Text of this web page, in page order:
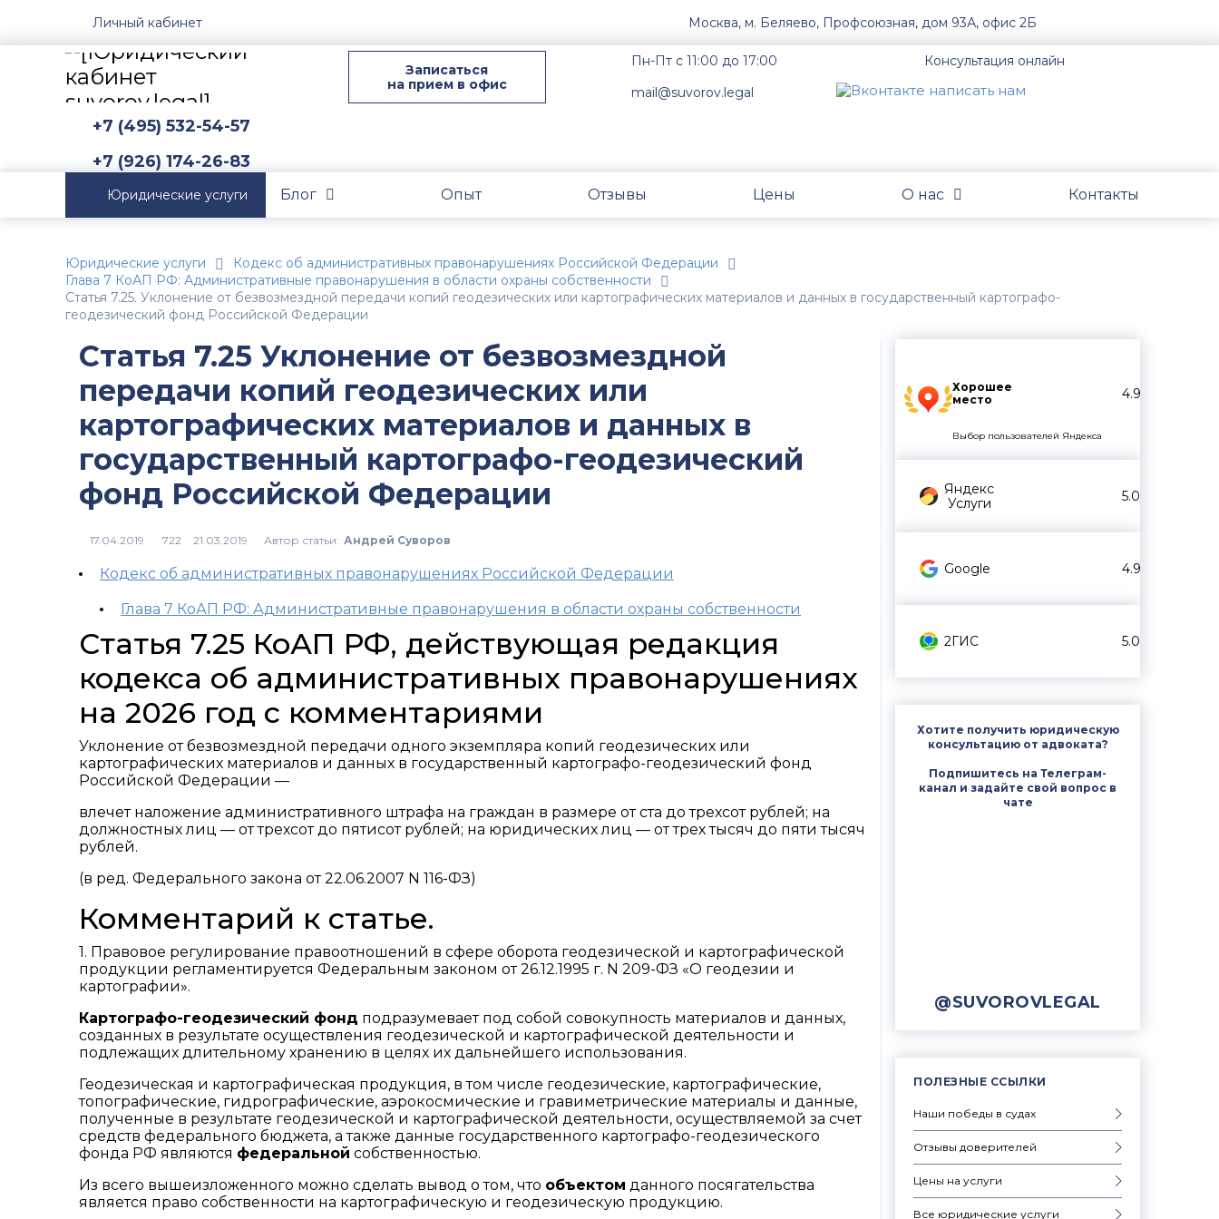
Личный кабинет Москва, м. Беляево, Профсоюзная, дом 93А, офис 2Б
Записаться
на прием в офис
Пн-Пт с 11:00 до 17:00
mail@suvorov.legal
Консультация онлайн
+7 (495) 532-54-57
+7 (926) 174-26-83
Юридические услуги Блог Опыт Отзывы Цены О нас Контакты
Юридические услуги
Кодекс об административных правонарушениях Российской Федерации
Глава 7 КоАП РФ: Административные правонарушения в области охраны собственности
Статья 7.25. Уклонение от безвозмездной передачи копий геодезических или картографических материалов и данных в государственный картографо-
геодезический фонд Российской Федерации
Хорошее
место
4.9
Выбор пользователей Яндекса
Яндекс
Услуги
5.0
Google 4.9
2ГИС 5.0
Хотите получить юридическую
консультацию от адвоката?
Подпишитесь на Телеграм-
канал и задайте свой вопрос в
чате
@SUVOROVLEGAL
ПОЛЕЗНЫЕ ССЫЛКИ
Наши победы в судах
Отзывы доверителей
Цены на услуги
Все юридические услуги
Статья 7.25 Уклонение от безвозмездной
передачи копий геодезических или
картографических материалов и данных в
государственный картографо-геодезический
фонд Российской Федерации
722 Автор статьи: Андрей Суворов
Кодекс об административных правонарушениях Российской Федерации
Глава 7 КоАП РФ: Административные правонарушения в области охраны собственности
Статья 7.25 КоАП РФ, действующая редакция
кодекса об административных правонарушениях
на 2026 год с комментариями
Уклонение от безвозмездной передачи одного экземпляра копий геодезических или
картографических материалов и данных в государственный картографо-геодезический фонд
Российской Федерации —
влечет наложение административного штрафа на граждан в размере от ста до трехсот рублей; на
должностных лиц — от трехсот до пятисот рублей; на юридических лиц — от трех тысяч до пяти тысяч
рублей.
(в ред. Федерального закона от 22.06.2007 N 116-ФЗ)
Комментарий к статье.
1. Правовое регулирование правоотношений в сфере оборота геодезической и картографической
продукции регламентируется Федеральным законом от 26.12.1995 г. N 209-ФЗ «О геодезии и
картографии».
Картографо-геодезический фонд подразумевает под собой совокупность материалов и данных,
созданных в результате осуществления геодезической и картографической деятельности и
подлежащих длительному хранению в целях их дальнейшего использования.
Геодезическая и картографическая продукция, в том числе геодезические, картографические,
топографические, гидрографические, аэрокосмические и гравиметрические материалы и данные,
полученные в результате геодезической и картографической деятельности, осуществляемой за счет
средств федерального бюджета, а также данные государственного картографо-геодезического
фонда РФ являются федеральной собственностью.
Из всего вышеизложенного можно сделать вывод о том, что объектом данного посягательства
является право собственности на картографическую и геодезическую продукцию.